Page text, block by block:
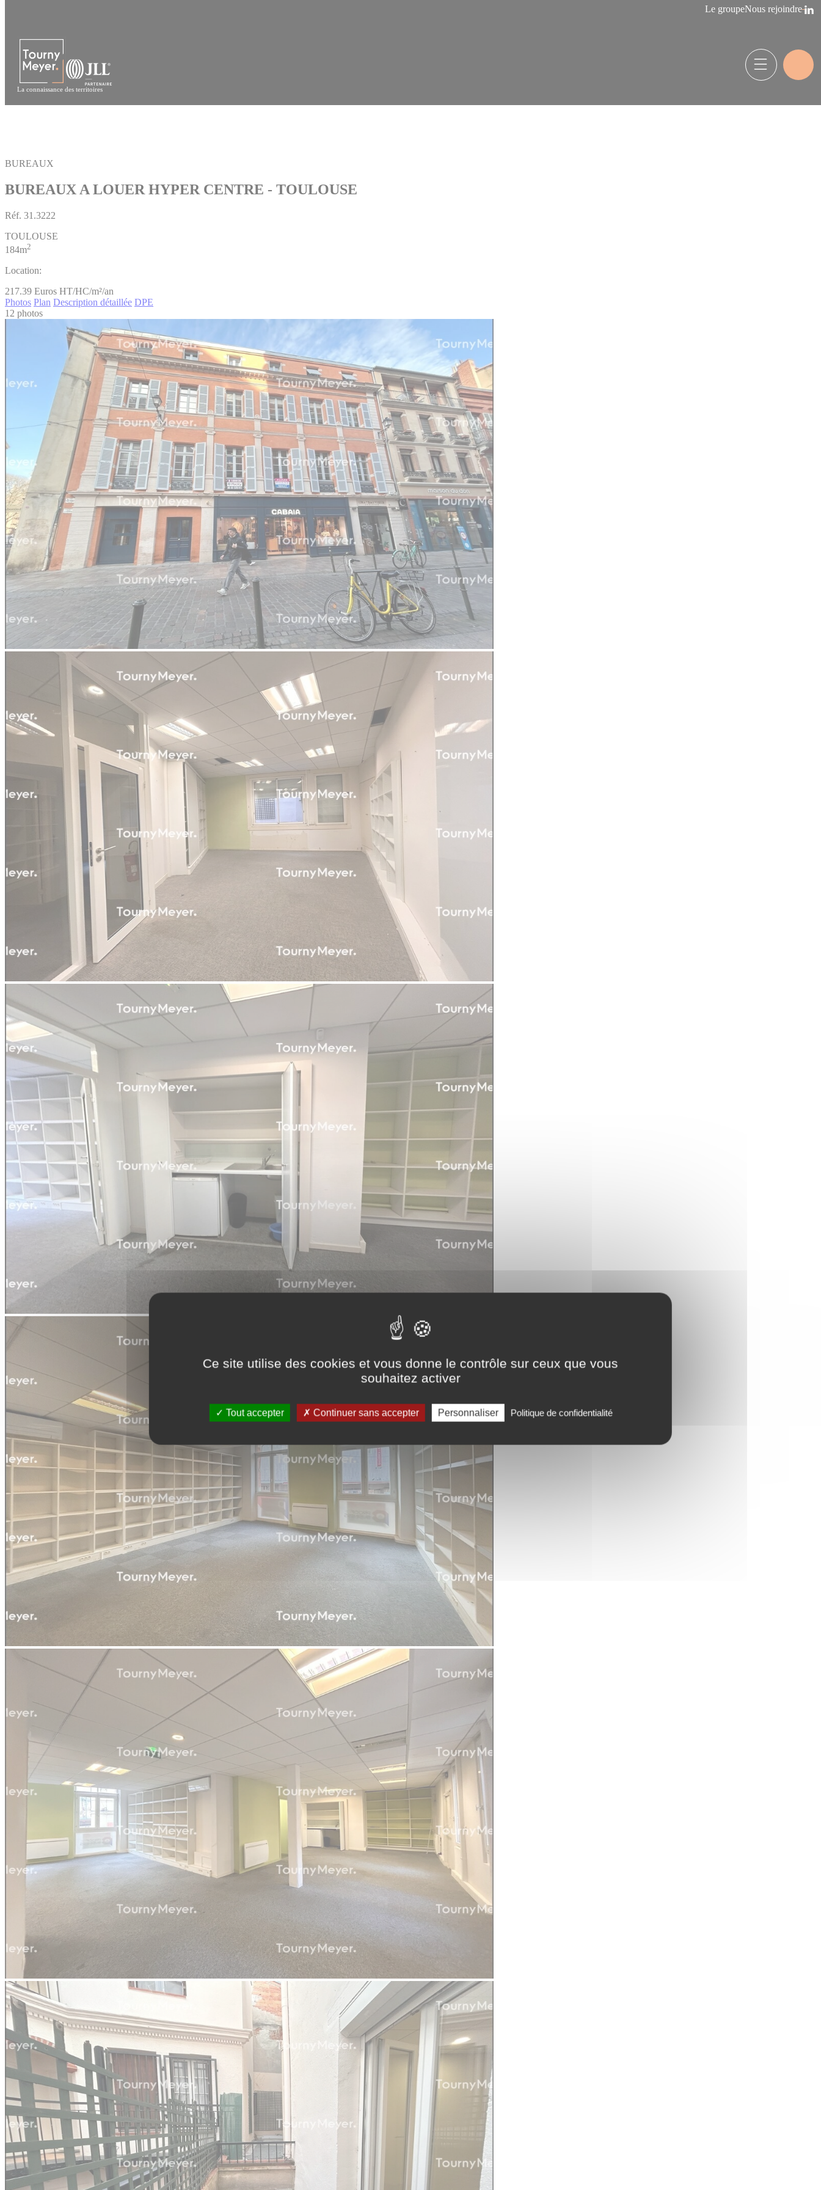
Ce site utilise des cookies et vous donne le contrôle sur ceux que vous
souhaitez activer
Tout accepter Continuer sans accepter Personnaliser Politique de confidentialité
Le groupeNous rejoindre
La connaissance des territoires
BUREAUX
BUREAUX A LOUER HYPER CENTRE - TOULOUSE
Réf. 31.3222
TOULOUSE
184m2
Location:
217.39 Euros HT/HC/m²/an
Photos Plan Description détaillée DPE
12 photos